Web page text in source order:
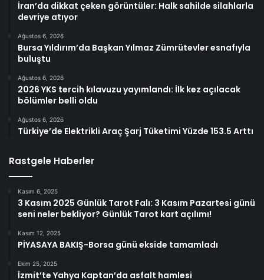
İran’da dikkat çeken görüntüler: Halk sahilde silahlarla
devriye atıyor
Ağustos 6, 2026
Bursa Yıldırım’da Başkan Yılmaz Zümrütevler esnafıyla
buluştu
Ağustos 6, 2026
2026 YKS tercih kılavuzu yayımlandı: İlk kez açılacak
bölümler belli oldu
Ağustos 6, 2026
Türkiye’de Elektrikli Araç Şarj Tüketimi Yüzde 153.5 Arttı
Rastgele Haberler
Kasım 6, 2025
3 Kasım 2025 Günlük Tarot Falı: 3 Kasım Pazartesi günü
seni neler bekliyor? Günlük Tarot kart açılımı!
Kasım 12, 2025
PİYASAYA BAKIŞ-Borsa günü ekside tamamladı
Ekim 25, 2025
İzmit’te Yahya Kaptan’da asfalt hamlesi